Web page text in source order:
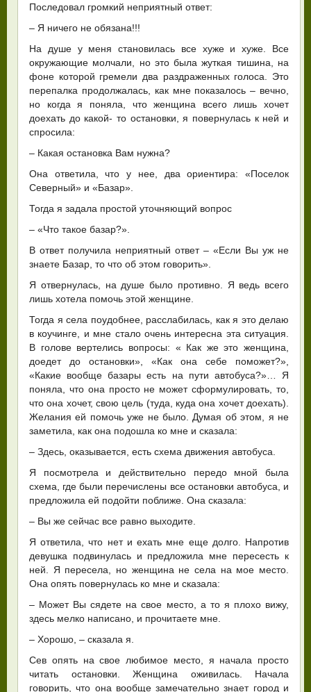
Последовал громкий неприятный ответ:
– Я ничего не обязана!!!
На душе у меня становилась все хуже и хуже. Все
окружающие молчали, но это была жуткая тишина, на
фоне которой гремели два раздраженных голоса. Это
перепалка продолжалась, как мне показалось – вечно,
но когда я поняла, что женщина всего лишь хочет
доехать до какой- то остановки, я повернулась к ней и
спросила:
– Какая остановка Вам нужна?
Она ответила, что у нее, два ориентира: «Поселок
Северный» и «Базар».
Тогда я задала простой уточняющий вопрос
– «Что такое базар?».
В ответ получила неприятный ответ – «Если Вы уж не
знаете Базар, то что об этом говорить».
Я отвернулась, на душе было противно. Я ведь всего
лишь хотела помочь этой женщине.
Тогда я села поудобнее, расслабилась, как я это делаю
в коучинге, и мне стало очень интересна эта ситуация.
В голове вертелись вопросы: « Как же это женщина,
доедет до остановки», «Как она себе поможет?»,
«Какие вообще базары есть на пути автобуса?»… Я
поняла, что она просто не может сформулировать, то,
что она хочет, свою цель (туда, куда она хочет доехать).
Желания ей помочь уже не было. Думая об этом, я не
заметила, как она подошла ко мне и сказала:
– Здесь, оказывается, есть схема движения автобуса.
Я посмотрела и действительно передо мной была
схема, где были перечислены все остановки автобуса, и
предложила ей подойти поближе. Она сказала:
– Вы же сейчас все равно выходите.
Я ответила, что нет и ехать мне еще долго. Напротив
девушка подвинулась и предложила мне пересесть к
ней. Я пересела, но женщина не села на мое место.
Она опять повернулась ко мне и сказала:
– Может Вы сядете на свое место, а то я плохо вижу,
здесь мелко написано, и прочитаете мне.
– Хорошо, – сказала я.
Сев опять на свое любимое место, я начала просто
читать остановки. Женщина оживилась. Начала
говорить, что она вообще замечательно знает город и